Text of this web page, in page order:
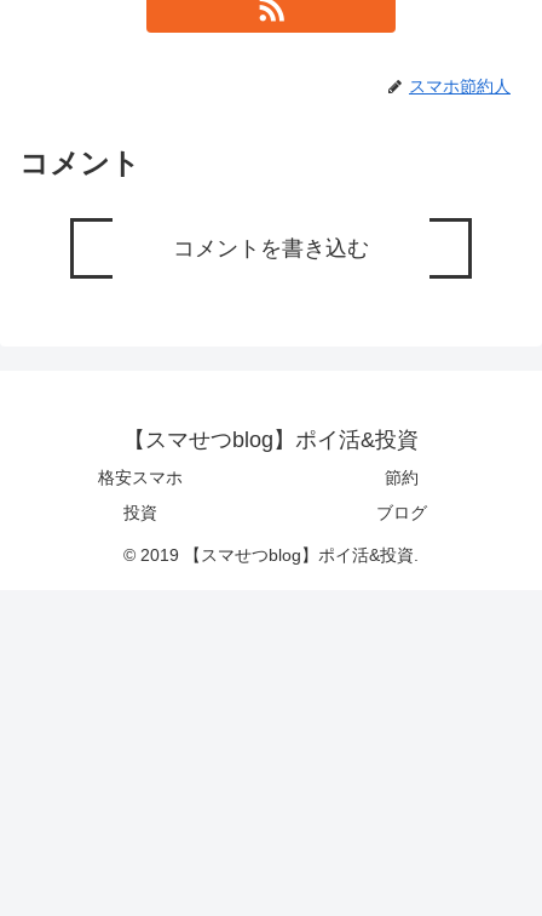
スマホ節約人
コメント
コメントを書き込む
【スマせつblog】ポイ活&投資
格安スマホ
節約
投資
ブログ
© 2019 【スマせつblog】ポイ活&投資.